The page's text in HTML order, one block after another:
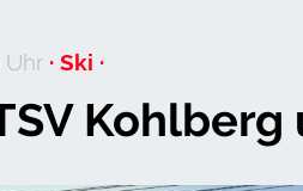
Uhr · Ski ·
Kohlberg